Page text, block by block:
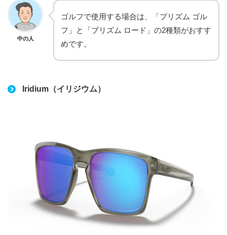
中の人
ゴルフで使用する場合は、「プリズム ゴル
フ」と「プリズム ロード」の2種類がおすす
めです。
Iridium（イリジウム）